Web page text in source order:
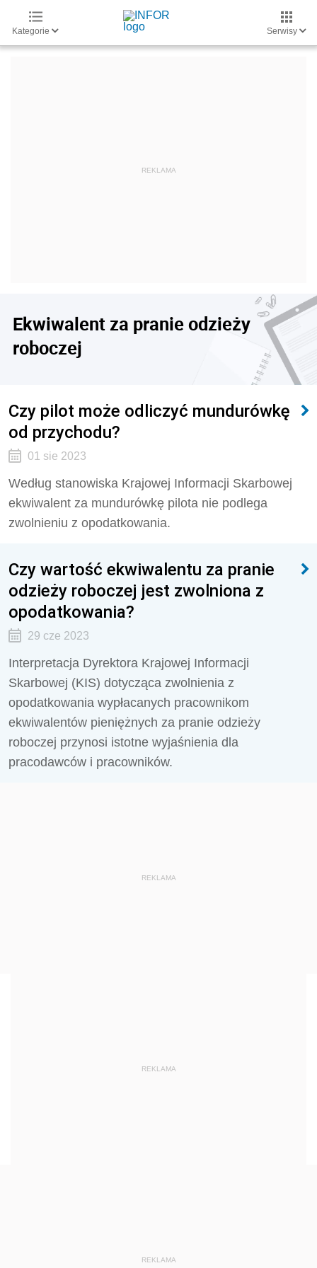
Kategorie Serwisy
Ekwiwalent za pranie odzieży
roboczej
Czy pilot może odliczyć mundurówkę
od przychodu?
01 sie 2023
Według stanowiska Krajowej Informacji Skarbowej
ekwiwalent za mundurówkę pilota nie podlega
zwolnieniu z opodatkowania.
Czy wartość ekwiwalentu za pranie
odzieży roboczej jest zwolniona z
opodatkowania?
29 cze 2023
Interpretacja Dyrektora Krajowej Informacji
Skarbowej (KIS) dotycząca zwolnienia z
opodatkowania wypłacanych pracownikom
ekwiwalentów pieniężnych za pranie odzieży
roboczej przynosi istotne wyjaśnienia dla
pracodawców i pracowników.
REKLAMA
REKLAMA
REKLAMA